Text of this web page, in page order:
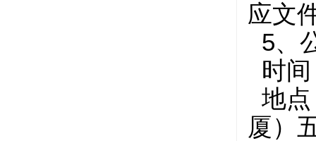
应
5、
时间
地
厦）